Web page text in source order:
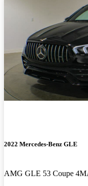
2022 Mercedes-Benz GLE
AMG GLE 53 Coupe